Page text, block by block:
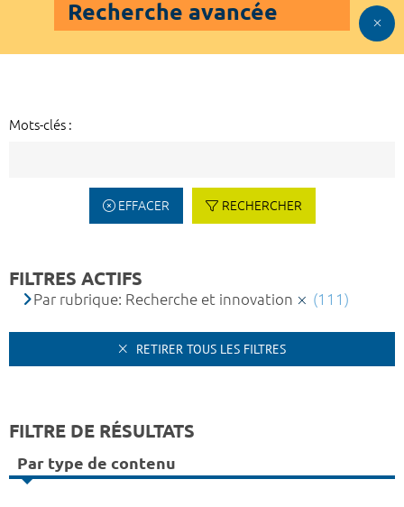
Recherche avancée
Mots-clés :
EFFACER RECHERCHER
FILTRES ACTIFS
Par rubrique: Recherche et innovation (111)
RETIRER TOUS LES FILTRES
FILTRE DE RÉSULTATS
Par type de contenu